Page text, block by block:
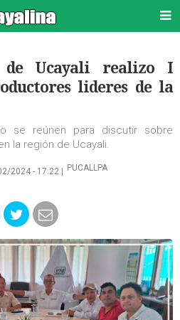
de Ucayali realizo I
lideres de la
se reúnen para discutir sobre
la región de Ucayali.
2024 - 17:22 |
PUCALLPA